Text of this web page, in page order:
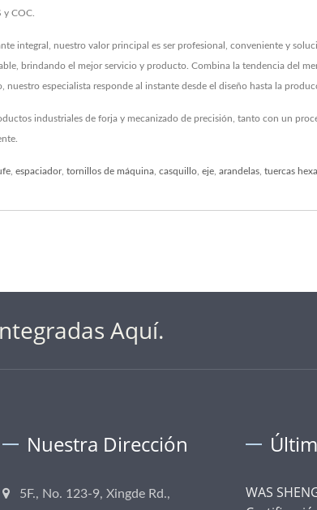
COC.
integral, nuestro valor principal es ser profesional, conveniente y
brindando el mejor servicio y producto. Combina la tendencia del
nuestro especialista responde al instante desde el diseño hasta la
industriales de forja y mecanizado de precisión, tanto con un
espaciador, tornillos de máquina casquillo eje arandelas tuercas
Aquí.
Nuestra Dirección
5F., No. 123-9, Xingde Rd.,
WAS